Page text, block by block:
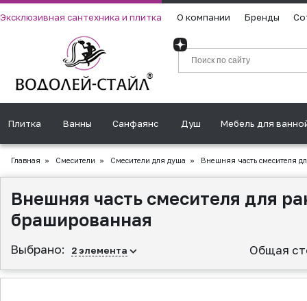
Эксклюзивная сантехника и плитка О компании Бренды
Плитка Ванны Санфаянс Душ Мебель для
Главная » Смесители » Смесители для душа » Внешняя часть смесителя
Внешняя часть смесителя для
брашированная
Выбрано: 2элемента Общая